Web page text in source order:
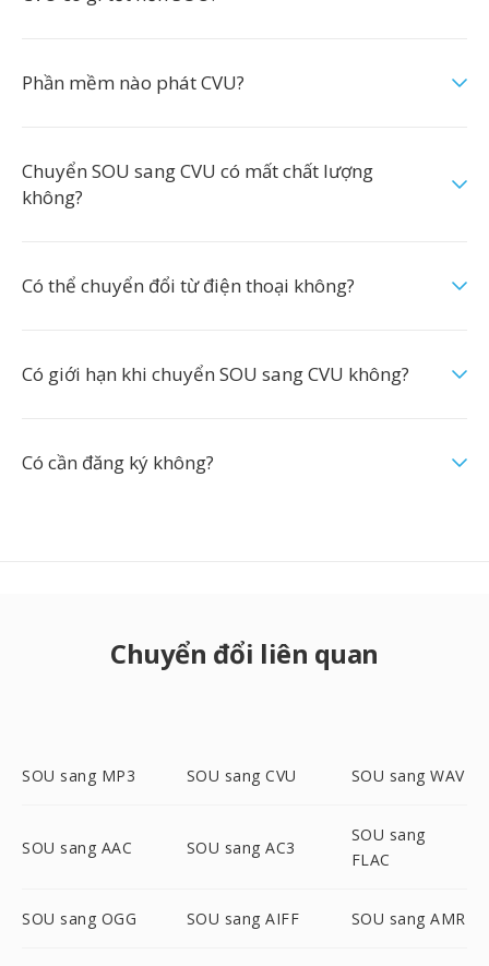
Phần mềm nào phát CVU?
Chuyển SOU sang CVU có mất chất lượng
không?
Có thể chuyển đổi từ điện thoại không?
Có giới hạn khi chuyển SOU sang CVU không?
Có cần đăng ký không?
Chuyển đổi liên quan
SOU sang MP3 SOU sang CVU SOU sang WAV
SOU sang AAC SOU sang AC3
SOU sang
FLAC
SOU sang OGG SOU sang AIFF SOU sang AMR